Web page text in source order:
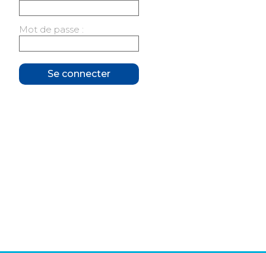
Mot de passe :